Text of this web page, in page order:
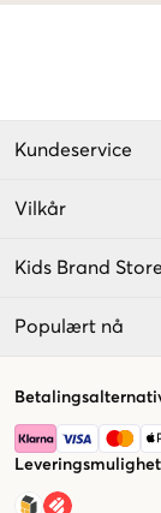
Kundeservice
Vilkår
Kids Brand Store
Populært nå